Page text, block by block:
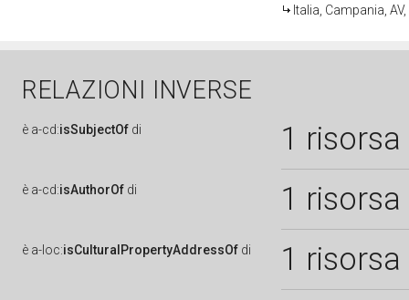
Italia, Campania,
RELAZIONI INVERSE
è a-cd:isSubjectOf di 1 risorsa
è a-cd:isAuthorOf di 1 risorsa
è a-loc:isCulturalPropertyAddressOf di 1 risorsa